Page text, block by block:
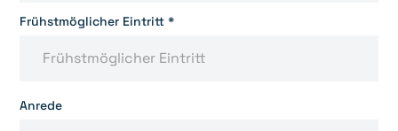
Frühstmöglicher Eintritt *
Anrede